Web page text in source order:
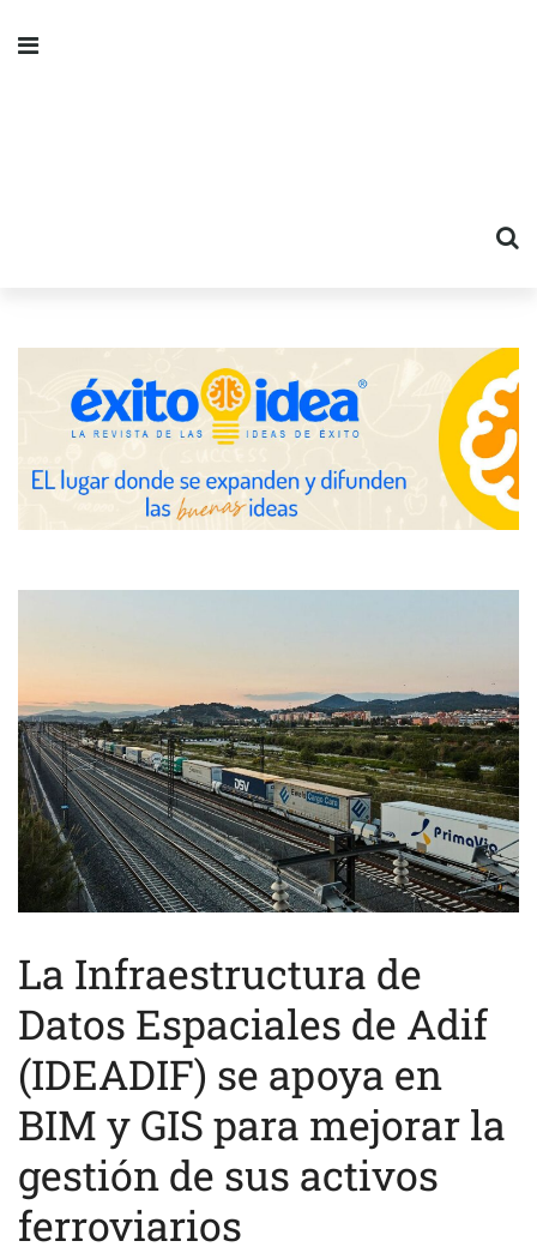
La Infraestructura de
Datos Espaciales de Adif
(IDEADIF) se apoya en
BIM y GIS para mejorar la
gestión de sus activos
ferroviarios